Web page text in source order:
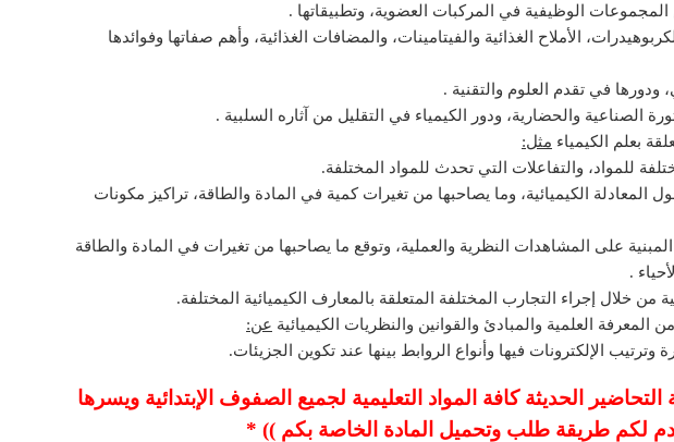
الوظيفية في المركبات العضوية، وتطبيقاتها .
الأملاح الغذائية والفيتامينات، والمضافات الغذائية، وأهم صفاتها وفوائدها
ودورها في تقدم العلوم والتقنية .
الصناعية والحضارية، ودور الكيمياء في التقليل من آثاره السلبية .
بعلم الكيمياء مثل:
للمواد، والتفاعلات التي تحدث للمواد المختلفة.
المعادلة الكيميائية، وما يصاحبها من تغيرات كمية في المادة والطاقة، تراكيز مكونات
المبنية على المشاهدات النظرية والعملية، وتوقع ما يصاحبها من تغيرات في المادة والطاقة
.
من خلال إجراء التجارب المختلفة المتعلقة بالمعارف الكيميائية المختلفة.
المعرفة العلمية والمبادئ والقوانين والنظريات الكيميائية عن:
وترتيب الإلكترونات فيها وأنواع الروابط بينها عند تكوين الجزيئات.
الحديثة كافة المواد التعليمية لجميع الصفوف الإبتدائية ويسرها
لكم طريقة طلب وتحميل المادة الخاصة بكم )) *